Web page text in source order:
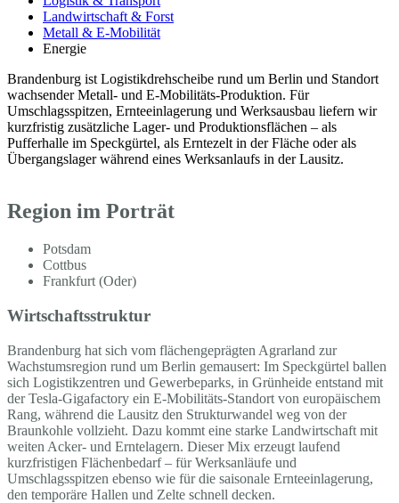
Landwirtschaft & Forst
Metall & E-Mobilität
Energie
Brandenburg ist Logistikdrehscheibe rund um Berlin und Standort
wachsender Metall- und E-Mobilitäts-Produktion. Für
Umschlagsspitzen, Ernteeinlagerung und Werksausbau liefern wir
kurzfristig zusätzliche Lager- und Produktionsflächen – als
Pufferhalle im Speckgürtel, als Erntezelt in der Fläche oder als
Übergangslager während eines Werksanlaufs in der Lausitz.
Region im Porträt
Potsdam
Cottbus
Frankfurt (Oder)
Wirtschaftsstruktur
Brandenburg hat sich vom flächengeprägten Agrarland zur
Wachstumsregion rund um Berlin gemausert: Im Speckgürtel ballen
sich Logistikzentren und Gewerbeparks, in Grünheide entstand mit
der Tesla-Gigafactory ein E-Mobilitäts-Standort von europäischem
Rang, während die Lausitz den Strukturwandel weg von der
Braunkohle vollzieht. Dazu kommt eine starke Landwirtschaft mit
weiten Acker- und Erntelagern. Dieser Mix erzeugt laufend
kurzfristigen Flächenbedarf – für Werksanläufe und
Umschlagsspitzen ebenso wie für die saisonale Ernteeinlagerung,
den temporäre Hallen und Zelte schnell decken.